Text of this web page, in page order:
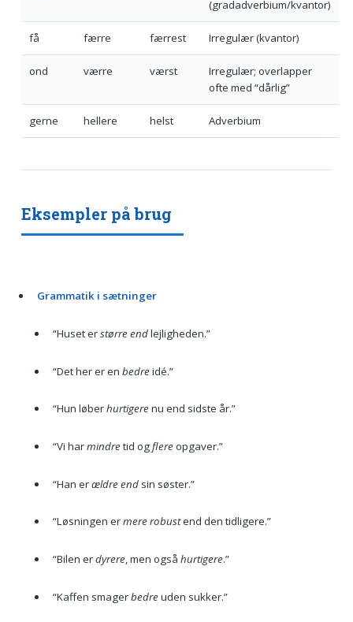
(gradadverbium/kvantor)
få færre færrest Irregulær (kvantor)
ond værre værst
Irregulær; overlapper
ofte med “dårlig”
gerne hellere helst Adverbium
Eksempler på brug
Grammatik i sætninger
“Huset erstørre endlejligheden.”
“Det her er en bedreidé.”
“Hun løberhurtigerenu end sidste år.”
“Vi harmindretid ogflereopgaver.”
“Han erældre endsin søster.”
“Løsningen ermere robustend den tidligere.”
“Bilen erdyrere, men også hurtigere.”
“Kaffen smagerbedreuden sukker.”